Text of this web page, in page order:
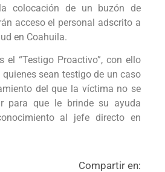
colocación de un buzón de
acceso el personal adscrito a
en Coahuila.
el “Testigo Proactivo”, con ello
sean testigo de un caso
del que la víctima no se
para que le brinde su ayuda
al jefe directo en
Compartir en: